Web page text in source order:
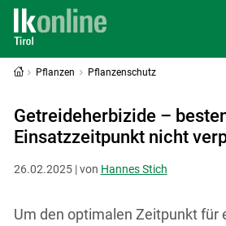
Pflanzen Pflanzenschutz
Getreideherbizide –
Einsatzzeitpunkt nicht
26.02.2025 | von Hannes Stich
Um den optimalen Zeitpunkt für